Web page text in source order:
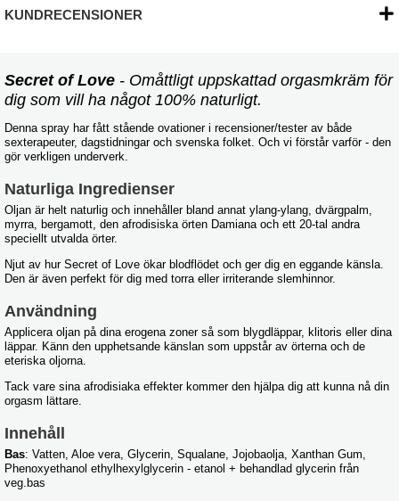
KUNDRECENSIONER
Secret of Love - Omåttligt uppskattad orgasmkräm för
dig som vill ha något 100% naturligt.
Denna spray har fått stående ovationer i recensioner/tester av både
sexterapeuter, dagstidningar och svenska folket. Och vi förstår varför - den
gör verkligen underverk.
Naturliga Ingredienser
Oljan är helt naturlig och innehåller bland annat ylang-ylang, dvärgpalm,
myrra, bergamott, den afrodisiska örten Damiana och ett 20-tal andra
speciellt utvalda örter.
Njut av hur Secret of Love ökar blodflödet och ger dig en eggande känsla.
Den är även perfekt för dig med torra eller irriterande slemhinnor.
Användning
Applicera oljan på dina erogena zoner så som blygdläppar, klitoris eller dina
läppar. Känn den upphetsande känslan som uppstår av örterna och de
eteriska oljorna.
Tack vare sina afrodisiaka effekter kommer den hjälpa dig att kunna nå din
orgasm lättare.
Innehåll
Bas: Vatten, Aloe vera, Glycerin, Squalane, Jojobaolja, Xanthan Gum,
Phenoxyethanol ethylhexylglycerin - etanol + behandlad glycerin från
veg.bas